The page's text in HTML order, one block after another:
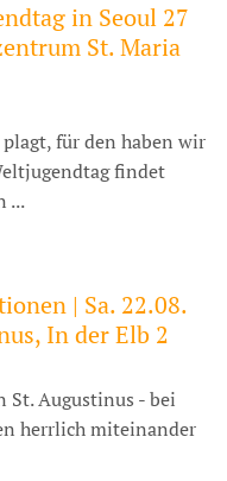
in Seoul 27
St. Maria
für den haben wir
findet
...
| Sa. 22.08.
In der Elb 2
St. Augustinus - bei
herrlich miteinander